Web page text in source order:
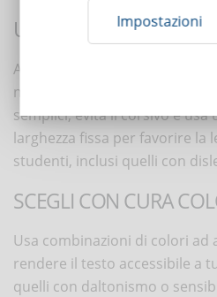
USA CARATTERI FACILI
Anche la
nell’eLearning. Prediligi
semplici, evita il corsivo e usa
larghezza fissa per favorire la
studenti, inclusi quelli con
SCEGLI CON CURA
Usa combinazioni di colori
rendere il testo accessibile a
quelli con daltonismo o
Impostazioni